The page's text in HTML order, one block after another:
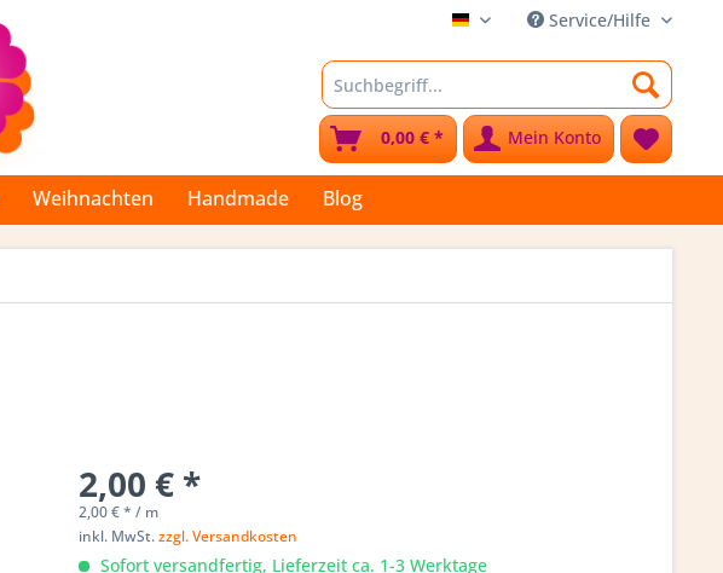
Stoffkleks Service/Hilfe
Mein Konto
0,00 € *
Weihnachten Handmade Blog
2,00 € *
2,00 € * / m
inkl. MwSt.zzgl. Versandkosten
Sofort versandfertig, Lieferzeit ca. 1-3 Werktage